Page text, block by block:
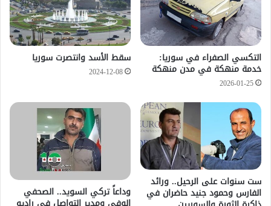
التكسي الصفراء في سوريا:
خدمة منهكة في مدن منهكة
2026-01-25
سقط الأسد وانتصرت سوريا
2024-12-08
ست سنوات على الرحيل.. ورائد
الفارس وحمود جنيد حاضران في وداعاً تركي السويد.. الصحفي